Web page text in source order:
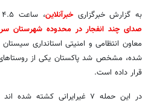
به گزارش خبرگزاریخبرآنلاین، ساعت ۴.۵ صبح امروز پنج شنبه ۲۸ دی ماه،
صدای چند انفجار در محدوده شهرستان
معاون انتظامی و امنیتی استانداری
شده، مشخص شد پاکستان یکی از
قرار داده است.
در این حمله ۷ غیرایرانی